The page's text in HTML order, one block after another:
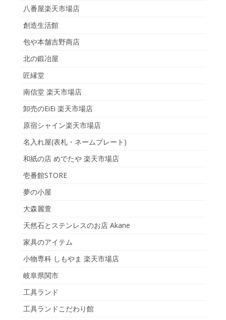
八番屋楽天市場店
創造生活館
包や本舗吉野商店
北の鍛冶屋
匠縁堂
南信堂 楽天市場店
卸売のEiEi 楽天市場店
原宿シャイン楽天市場店
名入れ屋(表札・ネームプレート)
和紙の店 めでたや 楽天市場店
壱番館STORE
夢の小屋
大森麗萱
天然石とステンレスのお店 Akane
家具のアイテム
小物専科 しもやま 楽天市場店
岐阜県関市
工具ランド
工具ランドこだわり館